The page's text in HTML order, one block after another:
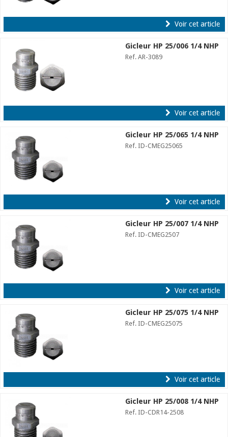
Voir cet article
Gicleur HP 25/006 1/4 NHP
Ref. AR-3089
Voir cet article
Gicleur HP 25/065 1/4 NHP
Ref. ID-CMEG25065
Voir cet article
Gicleur HP 25/007 1/4 NHP
Ref. ID-CMEG2507
Voir cet article
Gicleur HP 25/075 1/4 NHP
Ref. ID-CMEG25075
Voir cet article
Gicleur HP 25/008 1/4 NHP
Ref. ID-CDR14-2508